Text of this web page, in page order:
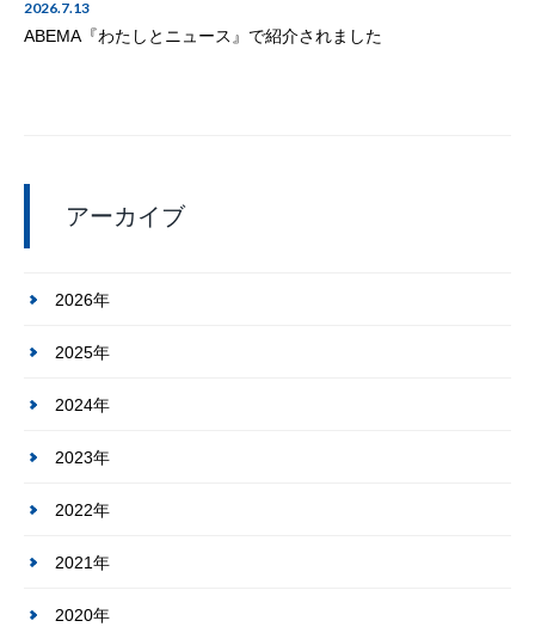
2026.7.13
ABEMA『わたしとニュース』で紹介されました
アーカイブ
2026年
2025年
2024年
2023年
2022年
2021年
2020年